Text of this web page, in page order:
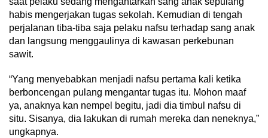
habis mengerjakan tugas sekolah. Kemudian di tengah
perjalanan tiba-tiba saja pelaku nafsu terhadap sang anak
dan langsung menggaulinya di kawasan perkebunan
sawit.
“Yang menyebabkan menjadi nafsu pertama kali ketika
berboncengan pulang mengantar tugas itu. Mohon maaf
ya, anaknya kan nempel begitu, jadi dia timbul nafsu di
situ. Sisanya, dia lakukan di rumah mereka dan neneknya,”
ungkapnya.